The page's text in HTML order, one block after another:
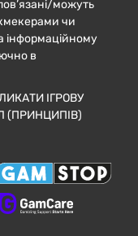
можуть
чи
інформаційному
в
ІГРОВУ
(ПРИНЦИПІВ)